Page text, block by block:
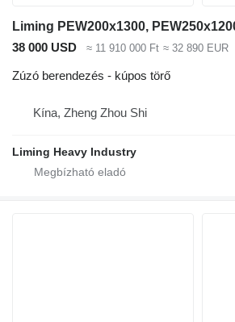
38 000 USD ≈ 11 910 000 Ft ≈ 32 890 EUR
Zúzó berendezés - kúpos törő
Kína, Zheng Zhou Shi
Liming Heavy Industry